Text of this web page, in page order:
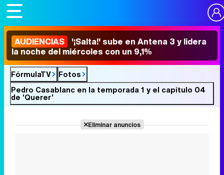
AUDIENCIAS '¡Salta!' sube en Antena 3 y lidera
la noche del miércoles con un 9,1%
FórmulaTV
Fotos
Pedro Casablanc en la temporada 1 y el capítulo 04
de 'Querer'
Eliminar anuncios